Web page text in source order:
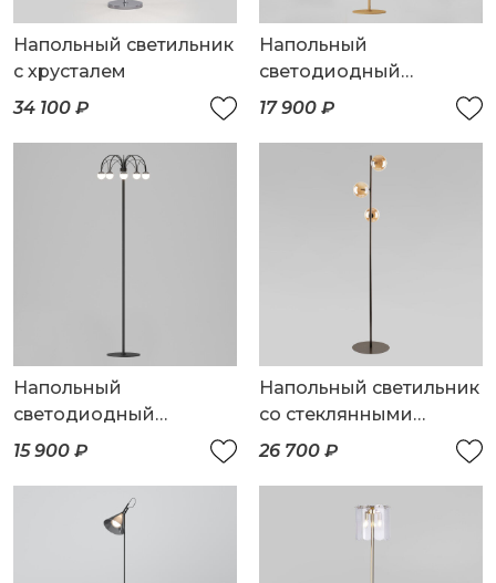
Напольный светильник
с хрусталем
34 100 ₽
Напольный
светодиодный
светильник с
цветовой температуры
17 900 ₽
Напольный
светодиодный
светильник с
цветовой температуры
15 900 ₽
Напольный светильник
со стеклянными
плафонами
26 700 ₽